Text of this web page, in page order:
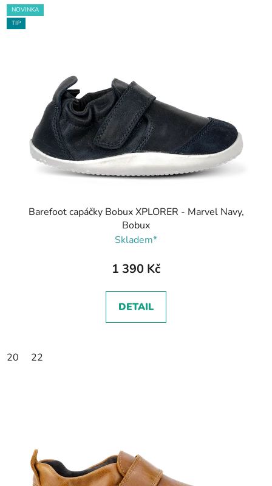
NOVINKA
TIP
Barefoot capáčky Bobux XPLORER - Marvel Navy,
Bobux
Skladem*
1 390 Kč
DETAIL
20 22